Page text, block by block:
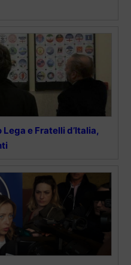
e Fratelli d’Italia,